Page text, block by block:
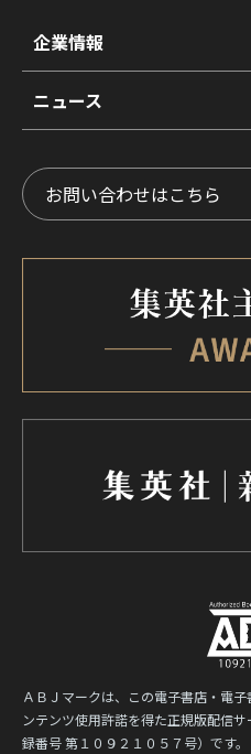
企業情報
ニュース
お問い合わせはこちら
ＡＢＪマークは、この電子書店・電
ンテンツ使用許諾を得た正規版配信
録番号 第１０９２１０５７号）です。